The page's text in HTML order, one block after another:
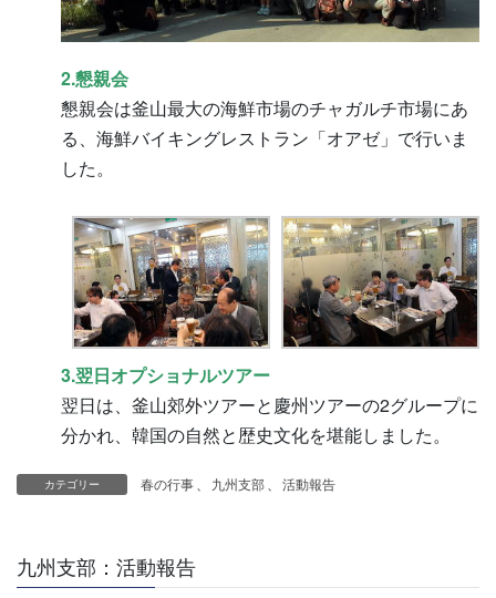
2.懇親会
懇親会は釜山最大の海鮮市場のチャガルチ市場にあ
る、海鮮バイキングレストラン「オアゼ」で行いま
した。
3.翌日オプショナルツアー
翌日は、釜山郊外ツアーと慶州ツアーの2グループに
分かれ、韓国の自然と歴史文化を堪能しました。
カテゴリー 春の行事 九州支部 活動報告
九州支部：活動報告